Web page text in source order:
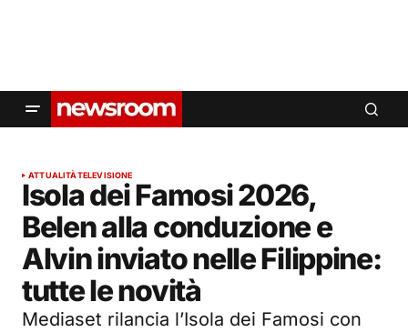
ATTUALITÀTELEVISIONE
Isola dei Famosi 2026,
Belen alla conduzione e
Alvin inviato nelle Filippine:
tutte le novità
Mediaset rilancia l’Isola dei Famosi con